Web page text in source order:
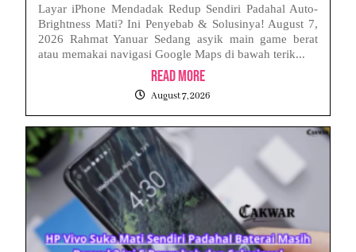
Layar iPhone Mendadak Redup Sendiri Padahal Auto-
Brightness Mati? Ini Penyebab & Solusinya! August 7,
2026 Rahmat Yanuar Sedang asyik main game berat
atau memakai navigasi Google Maps di bawah terik...
Read More
August 7, 2026